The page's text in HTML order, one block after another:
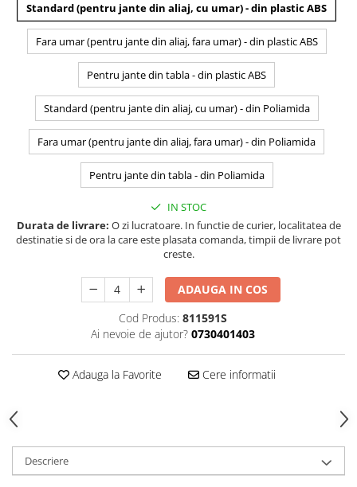
Standard (pentru jante din aliaj, cu umar) - din plastic ABS
Fara umar (pentru jante din aliaj, fara umar) - din plastic ABS
Pentru jante din tabla - din plastic ABS
Standard (pentru jante din aliaj, cu umar) - din Poliamida
Fara umar (pentru jante din aliaj, fara umar) - din Poliamida
Pentru jante din tabla - din Poliamida
IN STOC
Durata de livrare: O zi lucratoare. In functie de curier, localitatea de
destinatie si de ora la care este plasata comanda, timpii de livrare pot
creste.
ADAUGA IN COS
Cod Produs: 811591S
Ai nevoie de ajutor? 0730401403
Adauga la Favorite Cere informatii
Descriere